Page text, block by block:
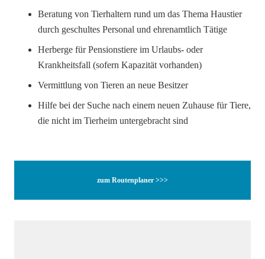
Beratung von Tierhaltern rund um das Thema Haustier
durch geschultes Personal und ehrenamtlich Tätige
Herberge für Pensionstiere im Urlaubs- oder
Krankheitsfall (sofern Kapazität vorhanden)
Vermittlung von Tieren an neue Besitzer
Hilfe bei der Suche nach einem neuen Zuhause für Tiere,
die nicht im Tierheim untergebracht sind
zum Routenplaner >>>